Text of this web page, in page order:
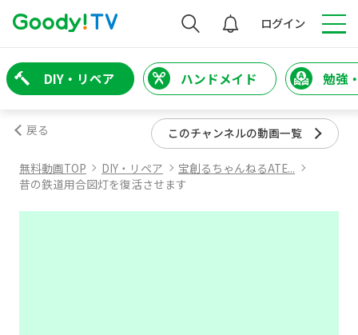
検索 ログイン
DIY・リペア ハンドメイド 勉強
戻る このチャンネルの動画一覧
無料動画TOP DIY・リペア
宝創るちゃんねるATE...
昔の鉄道用合図灯を復活させます